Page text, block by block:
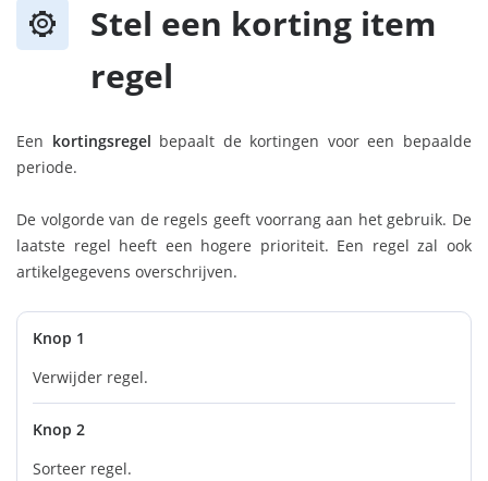
Stel een korting item
regel
Een kortingsregel bepaalt de kortingen voor een bepaalde
periode.
De volgorde van de regels geeft voorrang aan het gebruik. De
laatste regel heeft een hogere prioriteit. Een regel zal ook
artikelgegevens overschrijven.
Knop 1
Verwijder regel.
Knop 2
Sorteer regel.